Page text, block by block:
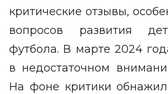
критические отзывы,
вопросов развития
футбола. В марте 2024
в недостаточном
На фоне критики